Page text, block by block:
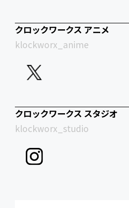
クロックワークス アニメ
klockworx_anime
クロックワークス スタジオ
klockworx_studio